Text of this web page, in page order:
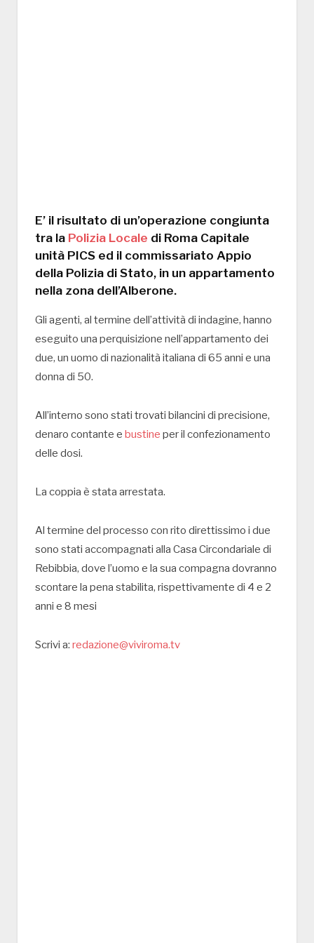
E’ il risultato di un’operazione congiunta
tra la Polizia Locale di Roma Capitale
unità PICS ed il commissariato Appio
della Polizia di Stato, in un appartamento
nella zona dell’Alberone.
Gli agenti, al termine dell’attività di indagine, hanno
eseguito una perquisizione nell’appartamento dei
due, un uomo di nazionalità italiana di 65 anni e una
donna di 50.
All’interno sono stati trovati bilancini di precisione,
denaro contante e bustine per il confezionamento
delle dosi.
La coppia è stata arrestata.
Al termine del processo con rito direttissimo i due
sono stati accompagnati alla Casa Circondariale di
Rebibbia, dove l’uomo e la sua compagna dovranno
scontare la pena stabilita, rispettivamente di 4 e 2
anni e 8 mesi
Scrivi a: redazione@viviroma.tv